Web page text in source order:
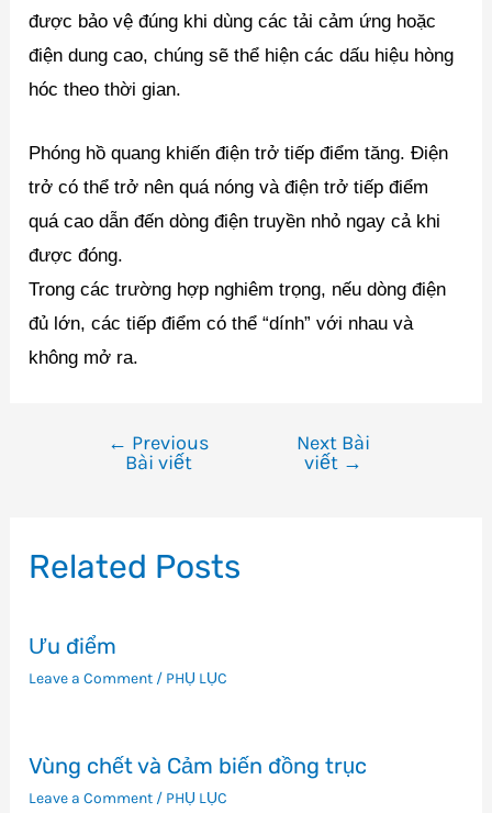
được bảo vệ đúng khi dùng các tải cảm ứng hoặc
điện dung cao, chúng sẽ thể hiện các dấu hiệu hòng
hóc theo thời gian.
Phóng hồ quang khiến điện trở tiếp điểm tăng. Điện
trở có thể trở nên quá nóng và điện trở tiếp điểm
quá cao dẫn đến dòng điện truyền nhỏ ngay cả khi
được đóng.
Trong các trường hợp nghiêm trọng, nếu dòng điện
đủ lớn, các tiếp điểm có thể “dính” với nhau và
không mở ra.
viết
← Previous
Bài viết
Next Bài
viết →
Related Posts
Ưu điểm
Leave a Comment / PHỤ LỤC
Vùng chết và Cảm biến đồng trục
Leave a Comment / PHỤ LỤC